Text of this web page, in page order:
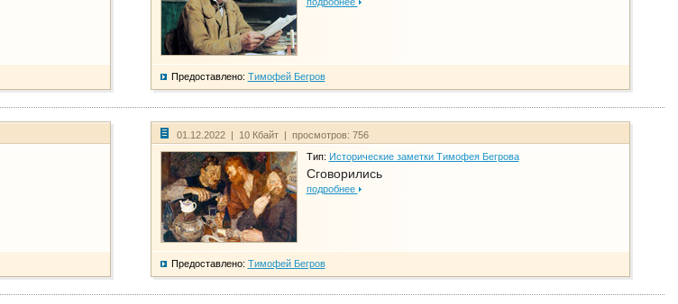
Предоставлено: Тимофей Бегров
01.12.2022 | 10 Кбайт | просмотров: 756
Тип: Исторические заметки Тимофея Бегрова
Сговорились
подробнее
Предоставлено: Тимофей Бегров